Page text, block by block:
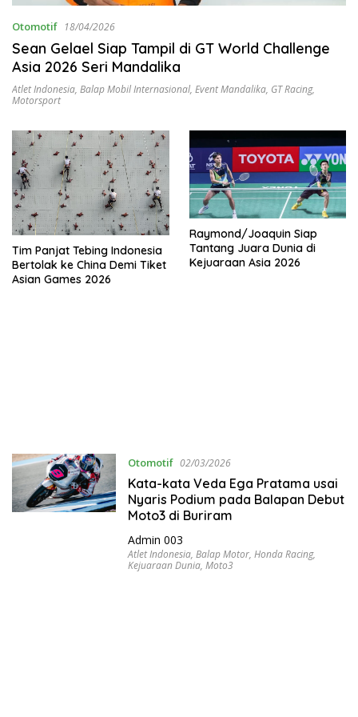
Otomotif 18/04/2026
Sean Gelael Siap Tampil di GT World Challenge
Asia 2026 Seri Mandalika
Atlet Indonesia, Balap Mobil Internasional, Event Mandalika, GT Racing,
Motorsport
Tim Panjat Tebing Indonesia
Bertolak ke China Demi Tiket
Asian Games 2026
Raymond/Joaquin Siap
Tantang Juara Dunia di
Kejuaraan Asia 2026
Otomotif 02/03/2026
Kata-kata Veda Ega Pratama usai
Nyaris Podium pada Balapan Debut
Moto3 di Buriram
Admin 003
Atlet Indonesia, Balap Motor, Honda Racing,
Kejuaraan Dunia, Moto3